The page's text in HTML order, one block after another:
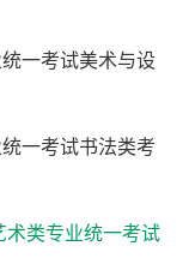
一考试美术与设
一考试书法类考
术类专业统一考试